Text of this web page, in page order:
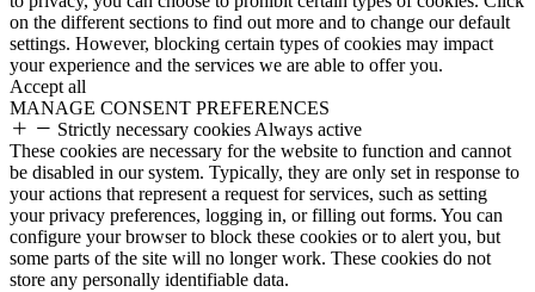
on the different sections to find out more and to change our default
settings. However, blocking certain types of cookies may impact
your experience and the services we are able to offer you.
Accept all
MANAGE CONSENT PREFERENCES
Strictly necessary cookies Always active
These cookies are necessary for the website to function and cannot
be disabled in our system. Typically, they are only set in response to
your actions that represent a request for services, such as setting
your privacy preferences, logging in, or filling out forms. You can
configure your browser to block these cookies or to alert you, but
some parts of the site will no longer work. These cookies do not
store any personally identifiable data.